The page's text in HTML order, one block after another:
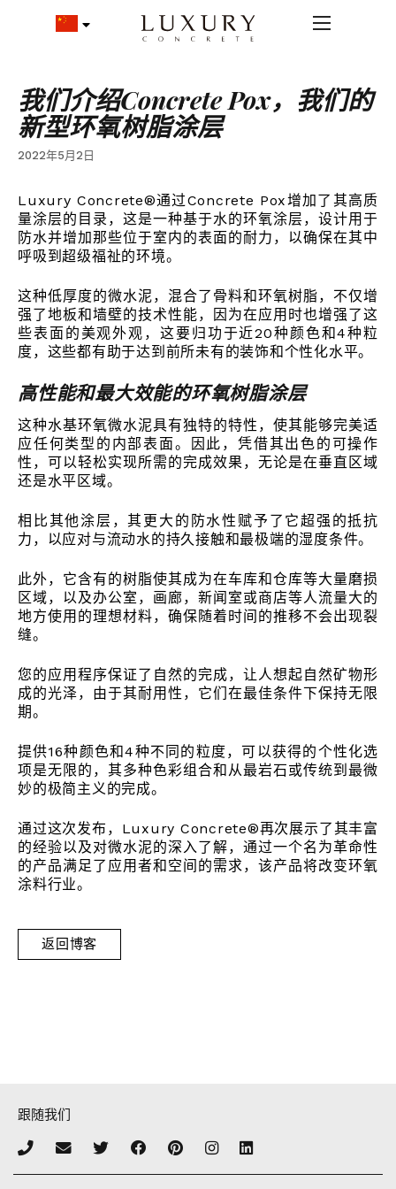
我们介绍Concrete Pox，我们的
新型环氧树脂涂层
2022年5月2日
Luxury Concrete®通过Concrete Pox增加了其高质
量涂层的目录，这是一种基于水的环氧涂层，设计用于
防水并增加那些位于室内的表面的耐力，以确保在其中
呼吸到超级福祉的环境。
这种低厚度的微水泥，混合了骨料和环氧树脂，不仅增
强了地板和墙壁的技术性能，因为在应用时也增强了这
些表面的美观外观，这要归功于近20种颜色和4种粒
度，这些都有助于达到前所未有的装饰和个性化水平。
高性能和最大效能的环氧树脂涂层
这种水基环氧微水泥具有独特的特性，使其能够完美适
应任何类型的内部表面。因此，凭借其出色的可操作
性，可以轻松实现所需的完成效果，无论是在垂直区域
还是水平区域。
相比其他涂层，其更大的防水性赋予了它超强的抵抗
力，以应对与流动水的持久接触和最极端的湿度条件。
此外，它含有的树脂使其成为在车库和仓库等大量磨损
区域，以及办公室，画廊，新闻室或商店等人流量大的
地方使用的理想材料，确保随着时间的推移不会出现裂
缝。
您的应用程序保证了自然的完成，让人想起自然矿物形
成的光泽，由于其耐用性，它们在最佳条件下保持无限
期。
提供16种颜色和4种不同的粒度，可以获得的个性化选
项是无限的，其多种色彩组合和从最岩石或传统到最微
妙的极简主义的完成。
通过这次发布，Luxury Concrete®再次展示了其丰富
的经验以及对微水泥的深入了解，通过一个名为革命性
的产品满足了应用者和空间的需求，该产品将改变环氧
涂料行业。
返回博客
跟随我们